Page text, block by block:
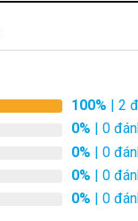
100% | 2
0% | 0
0% | 0
0% | 0
0% | 0